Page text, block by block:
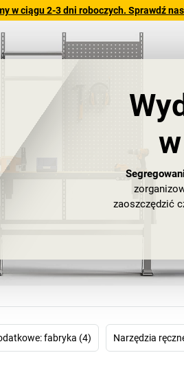
w ciągu 2-3 dni roboczych. Sprawdź
zaoszczędzić
wózki
Nasze
fabryka (4) Narzędzia